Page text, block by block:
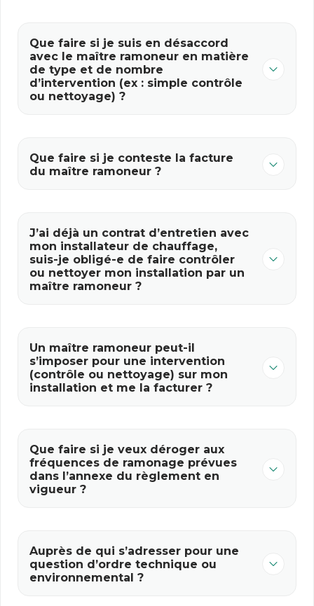
Que faire si je suis en désaccord
avec le maître ramoneur en matière
de type et de nombre
d’intervention (ex : simple contrôle
ou nettoyage) ?
Que faire si je conteste la facture
du maître ramoneur ?
J’ai déjà un contrat d’entretien avec
mon installateur de chauffage,
suis-je obligé-e de faire contrôler
ou nettoyer mon installation par un
maître ramoneur ?
Un maître ramoneur peut-il
s’imposer pour une intervention
(contrôle ou nettoyage) sur mon
installation et me la facturer ?
Que faire si je veux déroger aux
fréquences de ramonage prévues
dans l’annexe du règlement en
vigueur ?
Auprès de qui s’adresser pour une
question d’ordre technique ou
environnemental ?